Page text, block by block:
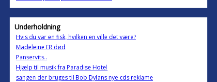
Underholdning
Hvis du var en fisk, hvilken en ville det være?
Madeleine ER død
Panservits..
Hjælp til musik fra Paradise Hotel
sangen der bruges til Bob Dylans nye cds reklame